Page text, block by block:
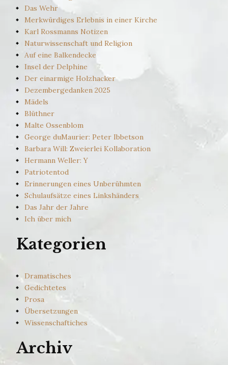
Das Wehr
Merkwürdiges Erlebnis in einer Kirche
Karl Rossmanns Notizen
Naturwissenschaft und Religion
Auf eine Balkendecke
Insel der Delphine
Der einarmige Holzhacker
Dezembergedanken 2025
Mädels
Blüthner
Malte Ossenblom
George duMaurier: Peter Ibbetson
Barbara Will: Zweierlei Kollaboration
Hermann Weller: Y
Patriotentod
Erinnerungen eines Unberühmten
Schulaufsätze eines Linkshänders
Das Jahr der Jahre
Ich über mich
Kategorien
Dramatisches
Gedichtetes
Prosa
Übersetzungen
Wissenschaftiches
Archiv